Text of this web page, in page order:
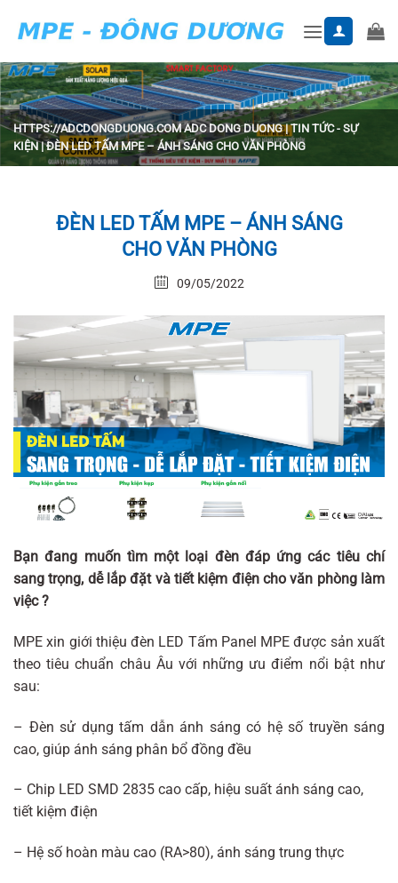
HTTPS://ADCDONGDUONG.COM ADC DONG DUONG|TIN TỨC - SỰ
KIỆN|ĐÈN LED TẤM MPE – ÁNH SÁNG CHO VĂN PHÒNG
ĐÈN LED TẤM MPE – ÁNH SÁNG
CHO VĂN PHÒNG
09/05/2022
Bạn đang muốn tìm một loại đèn đáp ứng các tiêu chí
sang trọng, dễ lắp đặt và tiết kiệm điện cho văn phòng làm
việc ?
MPE xin giới thiệu đèn LED Tấm Panel MPE được sản xuất
theo tiêu chuẩn châu Âu với những ưu điểm nổi bật như
sau:
– Đèn sử dụng tấm dẫn ánh sáng có hệ số truyền sáng
cao, giúp ánh sáng phân bổ đồng đều
– Chip LED SMD 2835 cao cấp, hiệu suất ánh sáng cao,
tiết kiệm điện
– Hệ số hoàn màu cao (RA>80), ánh sáng trung thực